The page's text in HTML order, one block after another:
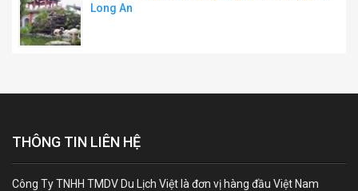
Long An
THÔNG TIN LIÊN HỆ
Công Ty TNHH TMDV Du Lịch Việt là đơn vị hàng đầu Việt Nam